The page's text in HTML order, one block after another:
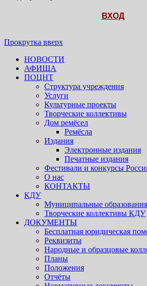
ВХОД
Прокрутка вверх
НОВОСТИ
АФИША
ПОЦНТ
Структура учреждения
Услуги
Культурные проекты
Творческие коллективы
Дом ремёсел
Ремёсла
Издания
Электронные издания
Печатные издания
Фестивали и конкурсы
О нас
КОНТАКТЫ
КДУ
Муниципальные образования
Творческие коллективы КДУ
ДОКУМЕНТЫ
Бесплатная юридическая
Реквизиты
Народные и образцовые
Планы
Положения
Отчёты